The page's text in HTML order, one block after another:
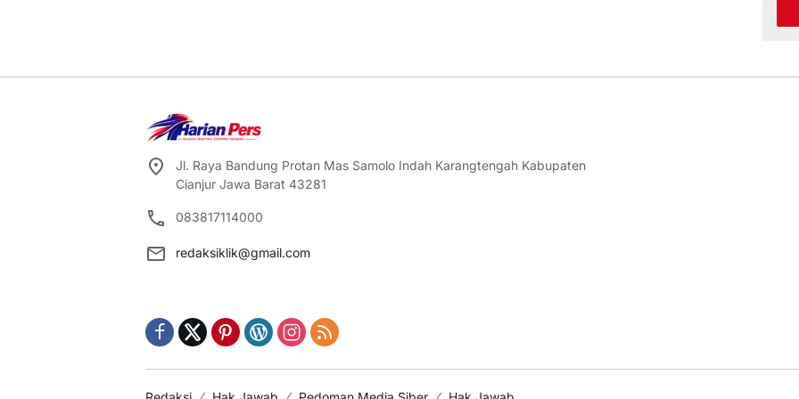
Jl. Raya Bandung Protan Mas Samolo Indah Karangtengah Kabupaten
Cianjur Jawa Barat 43281
083817114000
redaksiklik@gmail.com